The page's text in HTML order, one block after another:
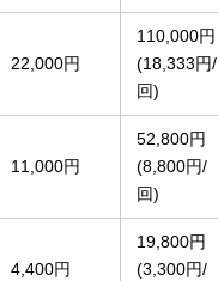
22,000円
110,000円
(18,333円/
回)
11,000円
52,800円
(8,800円/
回)
4,400円
19,800円
(3,300円/